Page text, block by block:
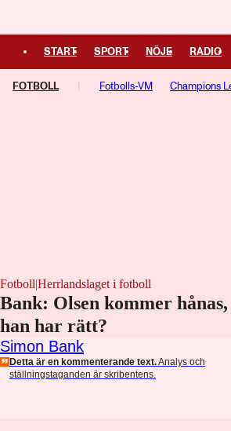
START SPORT NÖJE RADIO
TIPSA TV KULTUR LEDARE
FOTBOLL Fotbolls-VM Champions
Fotboll|Herrlandslaget i fotboll
Bank: Olsen kommer
han har rätt?
Simon Bank
Detta är en kommenterande text.Analys och
ställningstaganden är skribentens.